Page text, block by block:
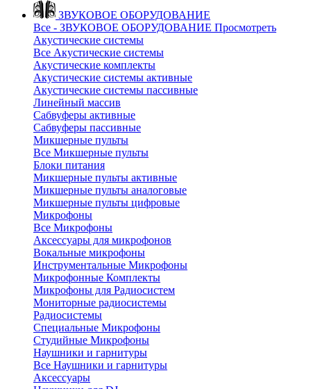
ЗВУКОВОЕ ОБОРУДОВАНИЕ
Все - ЗВУКОВОЕ ОБОРУДОВАНИЕ Просмотреть
Акустические системы
Все Акустические системы
Акустические комплекты
Акустические системы активные
Акустические системы пассивные
Линейный массив
Сабвуферы активные
Сабвуферы пассивные
Микшерные пульты
Все Микшерные пульты
Блоки питания
Микшерные пульты активные
Микшерные пульты аналоговые
Микшерные пульты цифровые
Микрофоны
Все Микрофоны
Аксессуары для микрофонов
Вокальные микрофоны
Инструментальные Микрофоны
Микрофонные Комплекты
Микрофоны для Радиосистем
Мониторные радиосистемы
Радиосистемы
Специальные Микрофоны
Студийные Микрофоны
Наушники и гарнитуры
Все Наушники и гарнитуры
Аксессуары